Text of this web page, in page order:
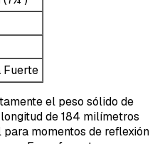
Fuerte
el peso sólido de
de 184 milímetros
momentos de reflexión